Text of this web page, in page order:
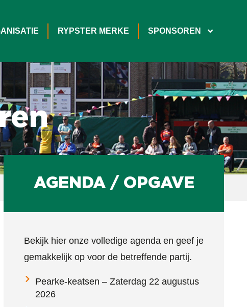
RYPSTER MERKE SPONSOREN
AGENDA / OPGAVE
Bekijk hier onze volledige agenda en geef je
gemakkelijk op voor de betreffende partij.
Pearke-keatsen – Zaterdag 22 augustus
2026